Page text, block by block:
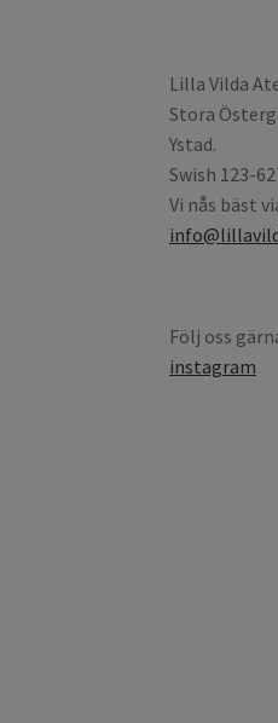
Lilla Vilda
Stora
Ystad.
Swish 123-
Vi nås bäst
Följ oss
instagram